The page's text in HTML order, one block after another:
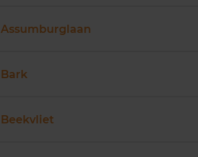
Assumburglaan
Bark
Beekvliet